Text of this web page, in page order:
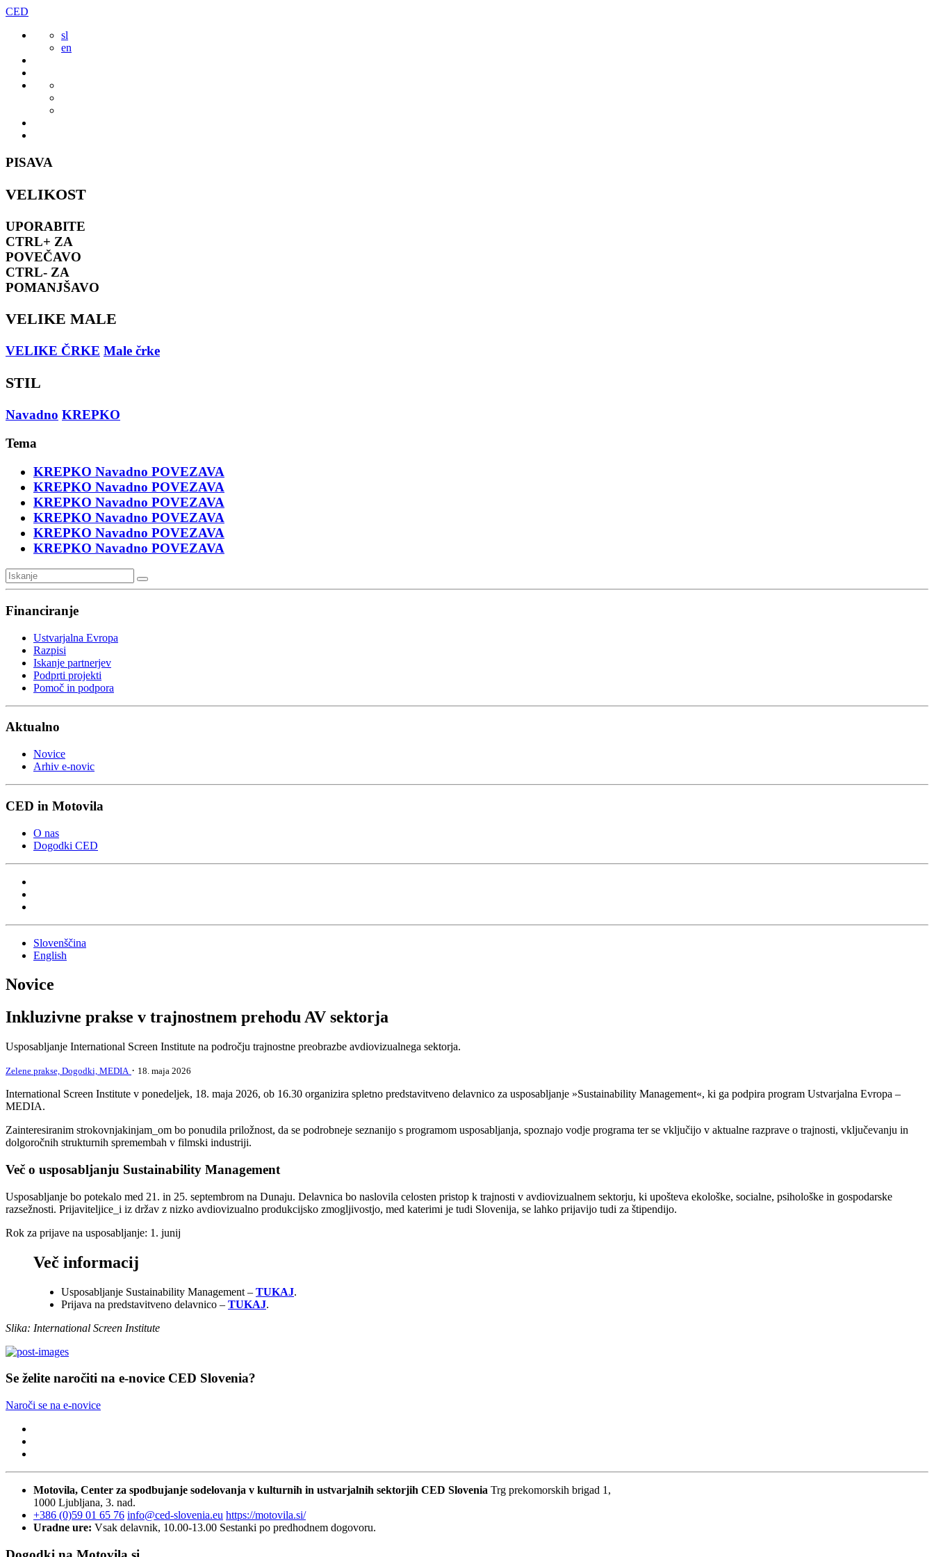
Preskoči
vsebine
CED
sl
en
PISAVA
VELIKOST
UPORABITE
CTRL+ ZA
POVEČAVO
CTRL- ZA
POMANJŠAVO
VELIKE MALE
VELIKE ČRKE Male črke
STIL
Navadno KREPKO
Tema
KREPKO Navadno POVEZAVA
KREPKO Navadno POVEZAVA
KREPKO Navadno POVEZAVA
KREPKO Navadno POVEZAVA
KREPKO Navadno POVEZAVA
KREPKO Navadno POVEZAVA
Financiranje
Ustvarjalna Evropa
Razpisi
Iskanje partnerjev
Podprti projekti
Pomoč in podpora
Aktualno
Novice
Arhiv e-novic
CED in Motovila
O nas
Dogodki CED
Slovenščina
English
Novice
Inkluzivne prakse v trajnostnem prehodu AV sektorja
Usposabljanje International Screen Institute na področju trajnostne preobrazbe avdiovizualnega sektorja.
Zelene prakse, Dogodki, MEDIA · 18. maja 2026
International Screen Institute v ponedeljek, 18. maja 2026, ob 16.30 organizira spletno predstavitveno delavnico za usposabljanje »Sustainability Management«, ki ga podpira program Ustvarjalna Evropa –
MEDIA.
Zainteresiranim strokovnjakinjam_om bo ponudila priložnost, da se podrobneje seznanijo s programom usposabljanja, spoznajo vodje programa ter se vključijo v aktualne razprave o trajnosti, vključevanju in
dolgoročnih strukturnih spremembah v filmski industriji.
Več o usposabljanju Sustainability Management
Usposabljanje bo potekalo med 21. in 25. septembrom na Dunaju. Delavnica bo naslovila celosten pristop k trajnosti v avdiovizualnem sektorju, ki upošteva ekološke, socialne, psihološke in gospodarske
razsežnosti. Prijaviteljice_i iz držav z nizko avdiovizualno produkcijsko zmogljivostjo, med katerimi je tudi Slovenija, se lahko prijavijo tudi za štipendijo.
Rok za prijave na usposabljanje: 1. junij
Več informacij
Usposabljanje Sustainability Management – TUKAJ.
Prijava na predstavitveno delavnico – TUKAJ.
Slika: International Screen Institute
Se želite naročiti na e-novice CED Slovenia?
Naroči se na e-novice
Motovila, Center za spodbujanje sodelovanja v kulturnih in ustvarjalnih sektorjih CED Slovenia Trg prekomorskih brigad 1,
1000 Ljubljana, 3. nad.
+386 (0)59 01 65 76 info@ced-slovenia.eu https://motovila.si/
Uradne ure: Vsak delavnik, 10.00-13.00 Sestanki po predhodnem dogovoru.